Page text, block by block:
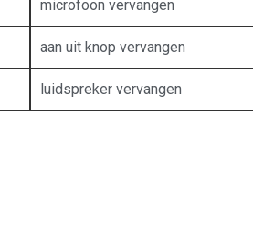
microfoon vervangen
aan uit knop vervangen
luidspreker vervangen